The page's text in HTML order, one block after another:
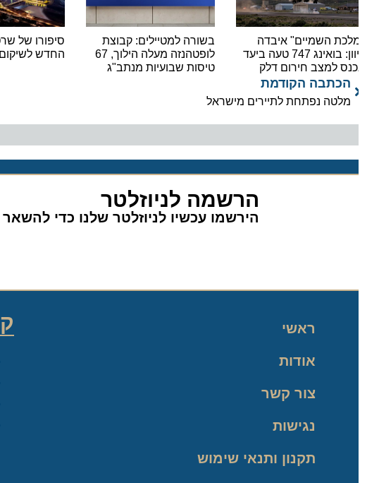
השמיים" איבדה
כיוון: בואינג 747 טעה ביעד
למצב חירום דלק
בשורה למטיילים: קבוצת
לופטהנזה מעלה הילוך, 67
טיסות שבועיות מנתב"ג
סיפורו של שרטון:
החדש לשיקום
הכתבה הקודמת
מלטה נפתחת לתיירים מישראל
הרשמה לניוזלטר
הירשמו עכשיו לניוזלטר שלנו כדי להשאר
ראשי
אודות
צור קשר
נגישות
תקנון ותנאי שימוש